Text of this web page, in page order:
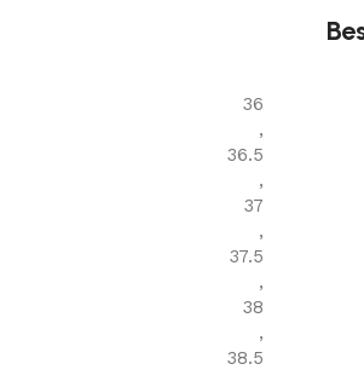
36
,
36.5
,
37
,
37.5
,
38
,
38.5